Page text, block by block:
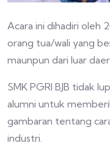
Acara ini dihadiri oleh
orang tua/wali yang
maunpun dari luar
SMK PGRI BJB tidak
alumni untuk
gambaran tentang
industri.